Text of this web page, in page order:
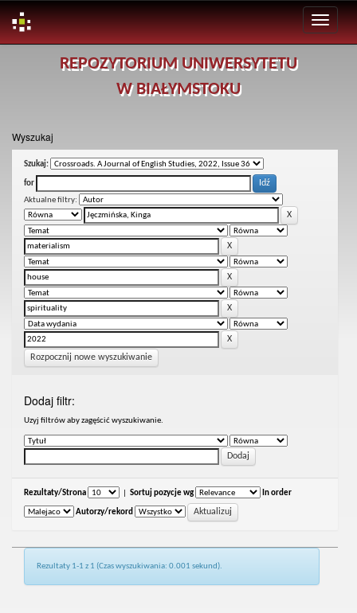
REPOZYTORIUM UNIWERSYTETU
W BIAŁYMSTOKU
Wyszukaj
Szukaj:
for
Aktualne filtry:
Rozpocznij nowe wyszukiwanie
Dodaj filtr:
Uzyj filtrów aby zagęścić wyszukiwanie.
Rezultaty/Strona Sortuj pozycje wg In order
Autorzy/rekord
Rezultaty 1-1 z 1 (Czas wyszukiwania: 0.001 sekund).